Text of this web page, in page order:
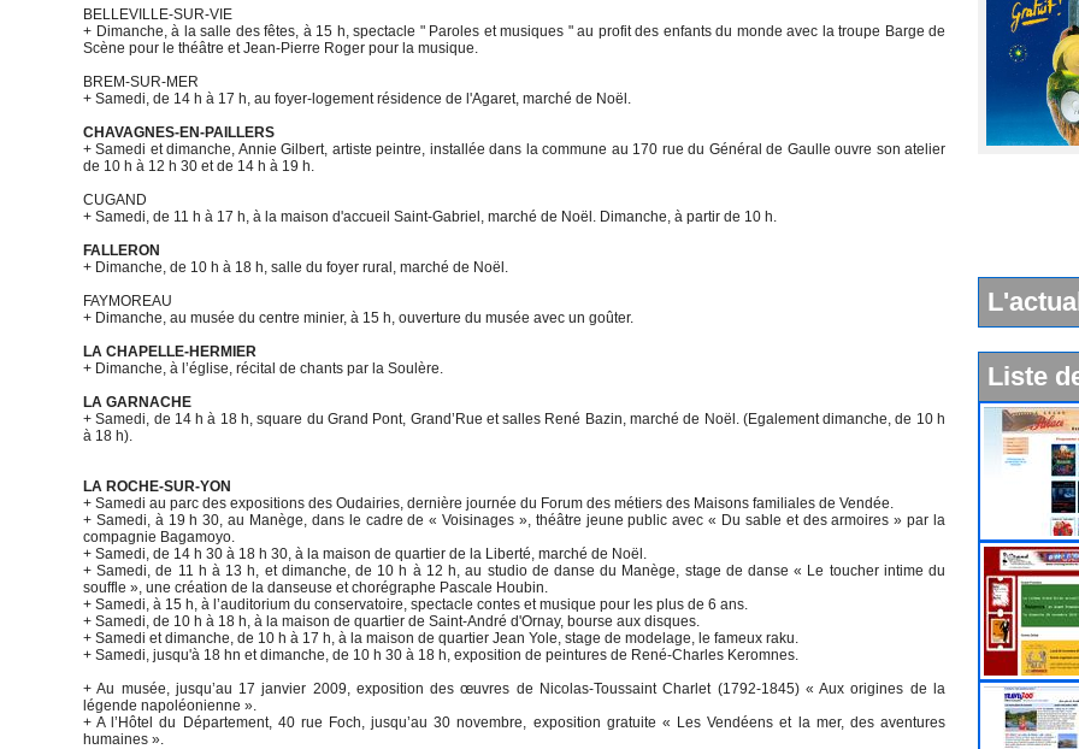
BELLEVILLE-SUR-VIE
+ Dimanche, à la salle des fêtes, à 15 h, spectacle " Paroles et musiques " au profit des enfants du monde avec la troupe Barge de
Scène pour le théâtre et Jean-Pierre Roger pour la musique.
BREM-SUR-MER
+ Samedi, de 14 h à 17 h, au foyer-logement résidence de l'Agaret, marché de Noël.
CHAVAGNES-EN-PAILLERS
+ Samedi et dimanche, Annie Gilbert, artiste peintre, installée dans la commune au 170 rue du Général de Gaulle ouvre son atelier
de 10 h à 12 h 30 et de 14 h à 19 h.
CUGAND
+ Samedi, de 11 h à 17 h, à la maison d'accueil Saint-Gabriel, marché de Noël. Dimanche, à partir de 10 h.
FALLERON
+ Dimanche, de 10 h à 18 h, salle du foyer rural, marché de Noël.
FAYMOREAU
+ Dimanche, au musée du centre minier, à 15 h, ouverture du musée avec un goûter.
LA CHAPELLE-HERMIER
+ Dimanche, à l’église, récital de chants par la Soulère.
LA GARNACHE
+ Samedi, de 14 h à 18 h, square du Grand Pont, Grand’Rue et salles René Bazin, marché de Noël. (Egalement dimanche, de 10 h
à 18 h).
LA ROCHE-SUR-YON
+ Samedi au parc des expositions des Oudairies, dernière journée du Forum des métiers des Maisons familiales de Vendée.
+ Samedi, à 19 h 30, au Manège, dans le cadre de « Voisinages », théâtre jeune public avec « Du sable et des armoires » par la
compagnie Bagamoyo.
+ Samedi, de 14 h 30 à 18 h 30, à la maison de quartier de la Liberté, marché de Noël.
+ Samedi, de 11 h à 13 h, et dimanche, de 10 h à 12 h, au studio de danse du Manège, stage de danse « Le toucher intime du
souffle », une création de la danseuse et chorégraphe Pascale Houbin.
+ Samedi, à 15 h, à l’auditorium du conservatoire, spectacle contes et musique pour les plus de 6 ans.
+ Samedi, de 10 h à 18 h, à la maison de quartier de Saint-André d'Ornay, bourse aux disques.
+ Samedi et dimanche, de 10 h à 17 h, à la maison de quartier Jean Yole, stage de modelage, le fameux raku.
+ Samedi, jusqu'à 18 hn et dimanche, de 10 h 30 à 18 h, exposition de peintures de René-Charles Keromnes.
+ Au musée, jusqu’au 17 janvier 2009, exposition des œuvres de Nicolas-Toussaint Charlet (1792-1845) « Aux origines de la
légende napoléonienne ».
+ A l’Hôtel du Département, 40 rue Foch, jusqu’au 30 novembre, exposition gratuite « Les Vendéens et la mer, des aventures
humaines ».
Liste